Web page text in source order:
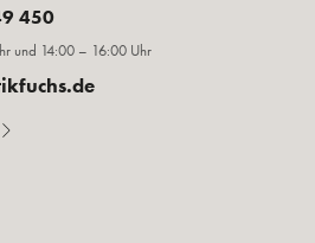
450
und 14:00 – 16:00 Uhr